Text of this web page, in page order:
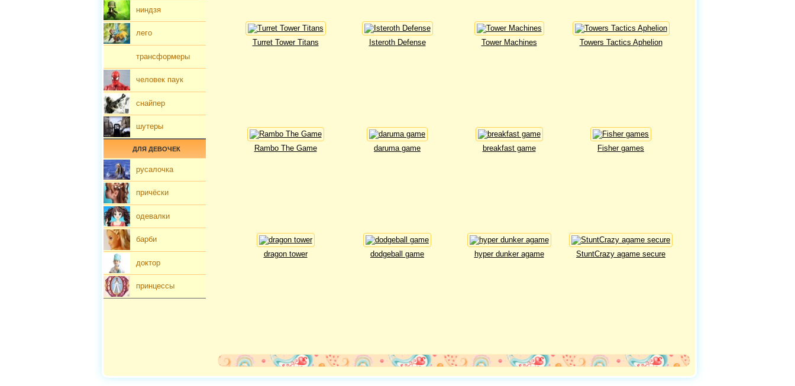
Turret Tower Titans Isteroth Defense Tower Machines Towers Tactics Aphelion
Rambo The Game daruma game breakfast game Fisher games
dragon tower dodgeball game hyper dunker agame StuntCrazy agame secure
ниндзя
лего
трансформеры
человек паук
снайпер
шутеры
ДЛЯ ДЕВОЧЕК
русалочка
причёски
одевалки
барби
доктор
принцессы